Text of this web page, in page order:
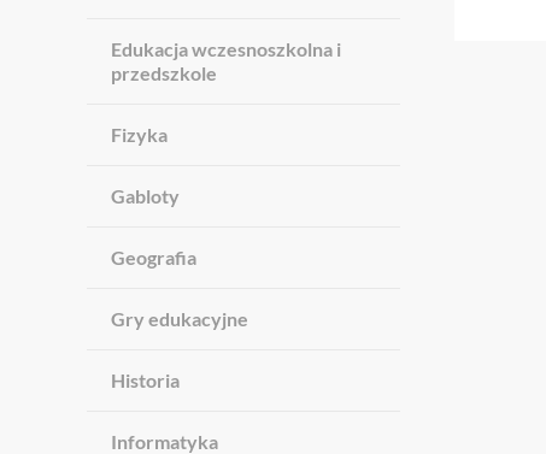
Edukacja wczesnoszkolna i
przedszkole
Fizyka
Gabloty
Geografia
Gry edukacyjne
Historia
Informatyka